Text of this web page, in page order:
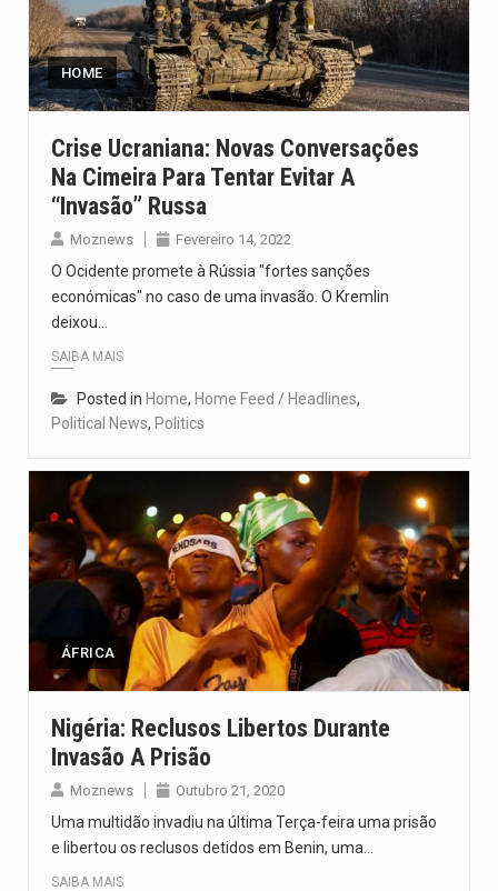
O pagamento marca o desfecho de um dos processos mais…
O programa, cuja implementação está prevista entre abril de 2026…
HOME
Crise Ucraniana: Novas Conversações
Na Cimeira Para Tentar Evitar A
“invasão” Russa
Moznews Fevereiro 14, 2022
O Ocidente promete à Rússia "fortes sanções
económicas" no caso de uma invasão. O Kremlin
deixou…
SAIBA MAIS
Posted in Home, Home Feed / Headlines,
Political News, Politics
ÁFRICA
Nigéria: Reclusos Libertos Durante
Invasão A Prisão
Moznews Outubro 21, 2020
Uma multidão invadiu na última Terça-feira uma prisão
e libertou os reclusos detidos em Benin, uma…
SAIBA MAIS